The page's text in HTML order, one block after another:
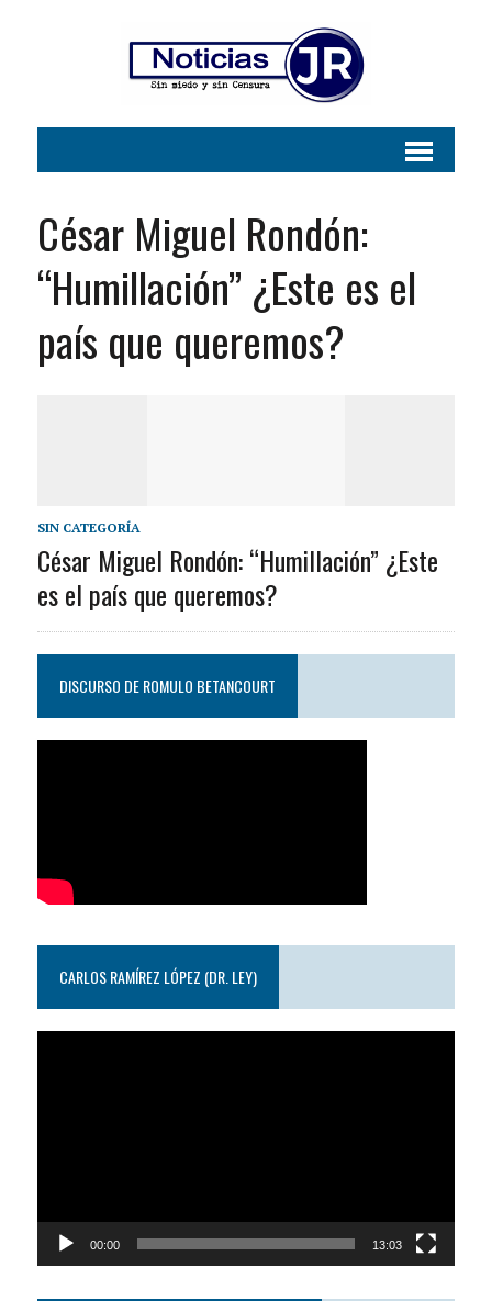
César Miguel Rondón:
“Humillación” ¿Este es el
país que queremos?
SIN CATEGORÍA
César Miguel Rondón: “Humillación” ¿Este
es el país que queremos?
DISCURSO DE ROMULO BETANCOURT
CARLOS RAMÍREZ LÓPEZ (DR. LEY)
00:00 13:03